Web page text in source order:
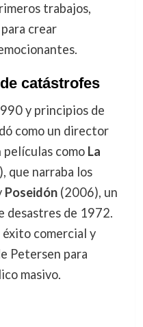
trabajos,
crear
catástrofes
y principios de
como un director
como La
que narraba los
Poseidón(2006), un
desastres de 1972.
comercial y
Petersen para
masivo.